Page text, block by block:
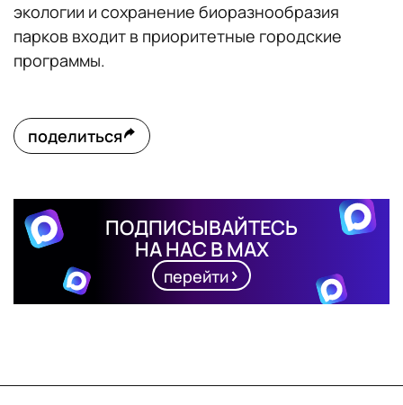
экологии и сохранение биоразнообразия
парков входит в приоритетные городские
программы.
поделиться
ПОДПИСЫВАЙТЕСЬ
НА НАС В MAX
перейти